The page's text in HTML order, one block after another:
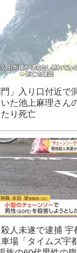
門」入り口付近で
た池上麻理さん
り死亡
人未遂で逮捕 宇
場「タイムズ宇